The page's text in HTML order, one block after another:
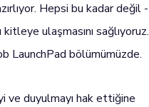
Hepsi bu kadar değil -
ulaşmasını sağlıyoruz.
LaunchPad bölümümüzde.
ve duyulmayı hak ettiğine